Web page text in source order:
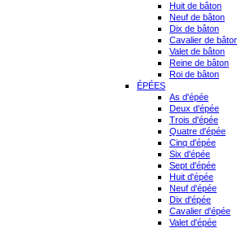
Huit de bâton
Neuf de bâton
Dix de bâton
Cavalier de
Valet de bâton
Reine de bâton
Roi de bâton
ÉPÉES
As d'épée
Deux d'épée
Trois d'épée
Quatre d'épée
Cinq d'épée
Six d'épée
Sept d'épée
Huit d'épée
Neuf d'épée
Dix d'épée
Cavalier d'épée
Valet d'épée